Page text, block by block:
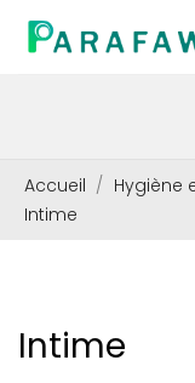
Accueil Hygiène
Intime
Intime